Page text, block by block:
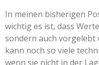
In meinen bisherigen
wichtig es ist, dass
sondern auch vorgelebt
kann noch so viele
wenn sie nicht in der